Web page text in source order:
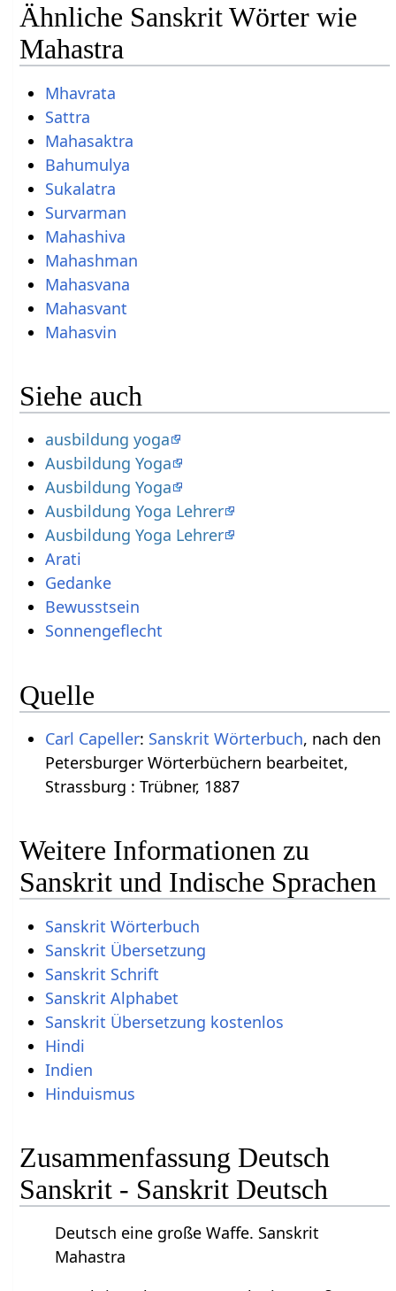
Ähnliche Sanskrit Wörter wie
Mahastra
Mhavrata
Sattra
Mahasaktra
Bahumulya
Sukalatra
Survarman
Mahashiva
Mahashman
Mahasvana
Mahasvant
Mahasvin
Siehe auch
ausbildung yoga
Ausbildung Yoga
Ausbildung Yoga
Ausbildung Yoga Lehrer
Ausbildung Yoga Lehrer
Arati
Gedanke
Bewusstsein
Sonnengeflecht
Quelle
Carl Capeller: Sanskrit Wörterbuch, nach den
Petersburger Wörterbüchern bearbeitet,
Strassburg : Trübner, 1887
Weitere Informationen zu
Sanskrit und Indische Sprachen
Sanskrit Wörterbuch
Sanskrit Übersetzung
Sanskrit Schrift
Sanskrit Alphabet
Sanskrit Übersetzung kostenlos
Hindi
Indien
Hinduismus
Zusammenfassung Deutsch
Sanskrit - Sanskrit Deutsch
Deutsch eine große Waffe. Sanskrit
Mahastra